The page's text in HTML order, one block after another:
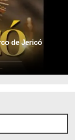
de Jericó